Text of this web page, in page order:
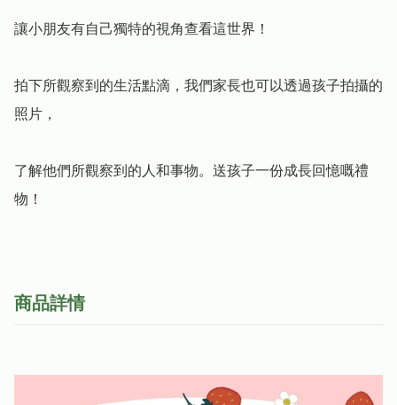
讓小朋友有自己獨特的視角查看這世界！
拍下所觀察到的生活點滴，我們家長也可以透過孩子拍攝的
照片，
了解他們所觀察到的人和事物。送孩子一份成長回憶嘅禮
物！
商品詳情